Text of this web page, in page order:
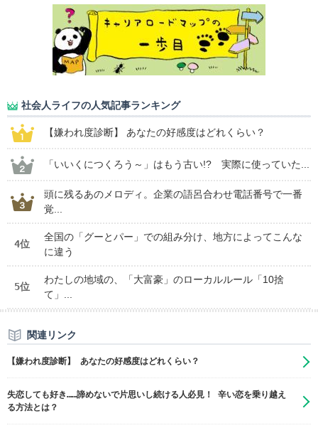
社会人ライフの人気記事ランキング
【嫌われ度診断】 あなたの好感度はどれくらい？
「いいくにつくろう～」はもう古い!? 実際に使っていた...
頭に残るあのメロディ。企業の語呂合わせ電話番号で一番
覚...
4位
全国の「グーとパー」での組み分け、地方によってこんな
に違う
5位
わたしの地域の、「大富豪」のローカルルール「10捨
て」...
関連リンク
【嫌われ度診断】 あなたの好感度はどれくらい？
失恋しても好き……諦めないで片思いし続ける人必見！ 辛い恋を乗り越え
る方法とは？